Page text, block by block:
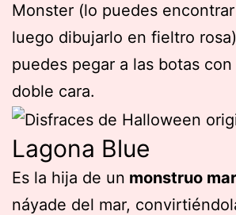
Monster (lo puedes
luego dibujarlo en fieltro
puedes pegar a las botas
doble cara.
Lagona Blue
Es la hija de un monstruo
náyade del mar,